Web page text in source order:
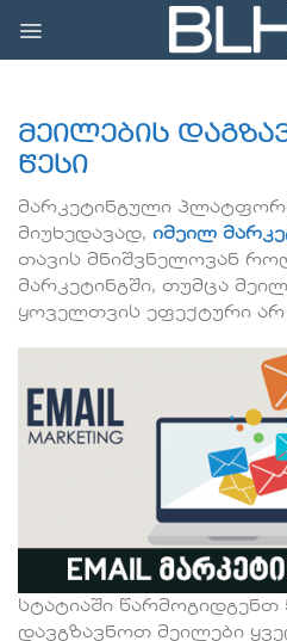
content
მეილების
წესი
მარკეტინგული
მიუხედავად, იმეილ
თავის მნიშვნელოვან
მარკეტინგში, თუმცა
ყოველთვის ეფექტური არ
სტატიაში
დავგზავნოთ მეილები